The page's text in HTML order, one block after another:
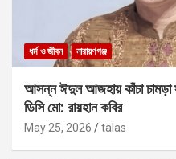
ধর্ম ও জীবন নারায়ণগঞ্জ
আসন্ন ঈদুল আজহায় কাঁচা চামড়া
ডিসি মো: রায়হান কবির
May 25, 2026 talas